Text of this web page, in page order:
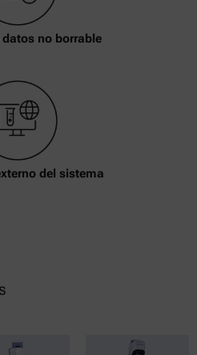
datos no borrable
del sistema